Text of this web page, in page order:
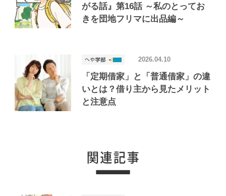
がる話』第16話 ～私のとってお
きを団地フリマに出品編～
「定期借家」と「普通借家」の違
いとは？借り主から見たメリット
と注意点
2026.04.10